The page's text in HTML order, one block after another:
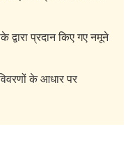
द्वारा प्रदान किए गए नमूने
के आधार पर